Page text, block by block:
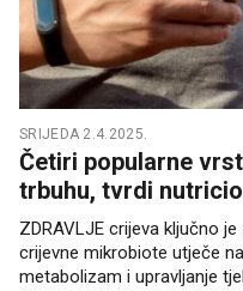
SRIJEDA 2.4.2025.
Četiri popularne
trbuhu, tvrdi
ZDRAVLJE crijeva ključno
crijevne mikrobiote utječe
metabolizam i upravljanje